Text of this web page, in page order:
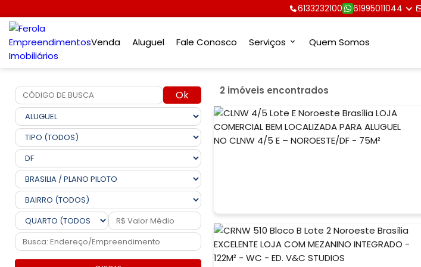
6133232100 61995011044
Venda Aluguel Fale Conosco Serviços Quem Somos
Ok 2 imóveis encontrados